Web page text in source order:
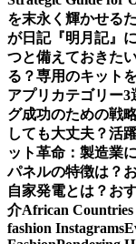
を末永く輝かせる
が日記『明月記』
つと備えておきた
る？専用のキット
アプリカテゴリー3
グ成功のための戦
しても大丈夫？活
ット革命：製造業
パネルの特徴は？
自家発電とは？お
介African
fashion Instagrams